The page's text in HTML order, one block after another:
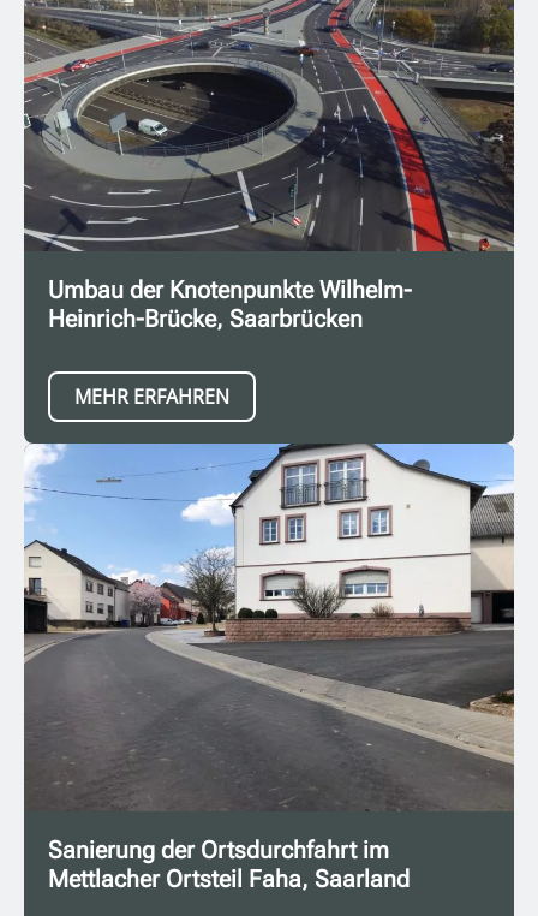
Umbau der Knotenpunkte Wilhelm-
Heinrich-Brücke, Saarbrücken
MEHR ERFAHREN
Sanierung der Ortsdurchfahrt im
Mettlacher Ortsteil Faha, Saarland